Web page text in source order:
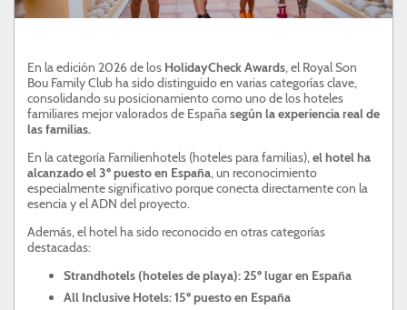
ATENCIÓN AL CLIENTE
PROFESIONALES
En la edición 2026 de los HolidayCheck Awards, el Royal Son
Bou Family Club ha sido distinguido en varias categorías clave,
consolidando su posicionamiento como uno de los hoteles
familiares mejor valorados de Españasegún la experiencia real de
las familias.
En la categoría Familienhotels (hoteles para familias),el hotel ha
alcanzado el 3º puesto en España, un reconocimiento
especialmente significativo porque conecta directamente con la
esencia y el ADN del proyecto.
Además, el hotel ha sido reconocido en otras categorías
destacadas:
Strandhotels (hoteles de playa): 25º lugar en España
All Inclusive Hotels: 15º puesto en España